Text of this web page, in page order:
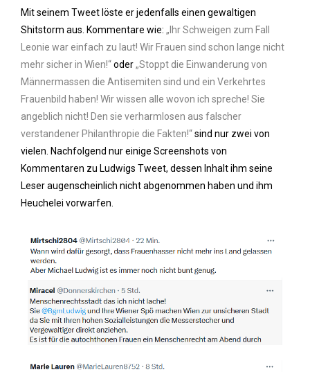
Mit seinem Tweet löste er jedenfalls einen gewaltigen
Shitstorm aus. Kommentare wie: „Ihr Schweigen zum Fall
Leonie war einfach zu laut! Wir Frauen sind schon lange nicht
mehr sicher in Wien!“oder„Stoppt die Einwanderung von
Männermassen die Antisemiten sind und ein Verkehrtes
Frauenbild haben! Wir wissen alle wovon ich spreche! Sie
angeblich nicht! Den sie verharmlosen aus falscher
verstandener Philanthropie die Fakten!“sind nur zwei von
vielen. Nachfolgend nur einige Screenshots von
Kommentaren zu Ludwigs Tweet, dessen Inhalt ihm seine
Leser augenscheinlich nicht abgenommen haben und ihm
Heuchelei vorwarfen.